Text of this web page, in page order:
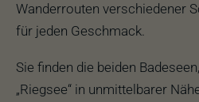
Wanderrouten verschiedener
für jeden Geschmack.
Sie finden die beiden
„Riegsee“ in unmittelbarer